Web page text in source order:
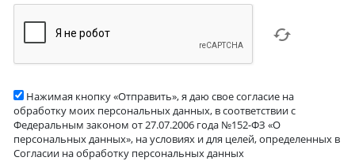
Нажимая кнопку «Отправить», я даю свое согласие на
обработку моих персональных данных, в соответствии с
Федеральным законом от 27.07.2006 года №152-ФЗ «О
персональных данных», на условиях и для целей, определенных в
Согласии на обработку персональных данных